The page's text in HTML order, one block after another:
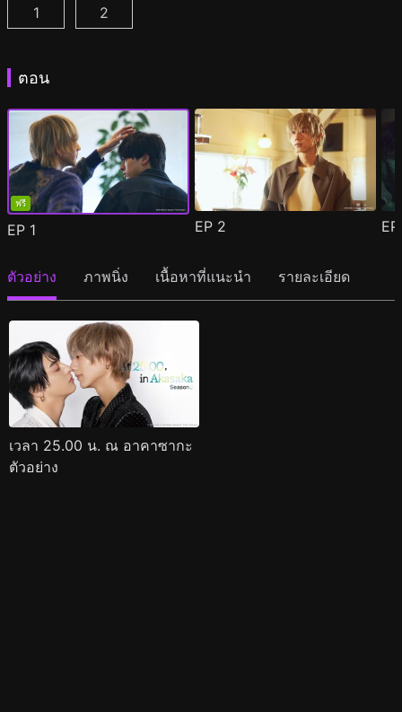
เวลา 25.00 น. ณ อาคาซากะ ตอนที่ 1
1 เวลา 25.00 น. ณ อาคาซากะ ซีซั่น2 ตอนที่ 1
2
ตอน
ฟรี
EP 1 EP 2
ตัวอย่าง ภาพนิ่ง เนื้อหาที่แนะนำ รายละเอียด
เวลา 25.00 น. ณ อาคาซากะ
ตัวอย่าง